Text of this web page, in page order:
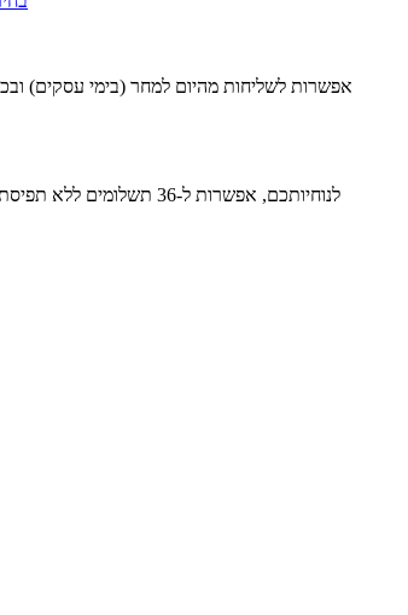
​אפשרות לשליחות מהיום למחר (בימי עסקים)
לנוחיותכם, אפשרות ל-36 תשלומים ללא תפיסת מסגרת אשראי תמורת תשלום ריבית שנתית